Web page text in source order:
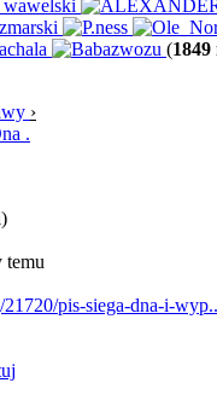
(
›
.
temu
pis-siega-dna-i-